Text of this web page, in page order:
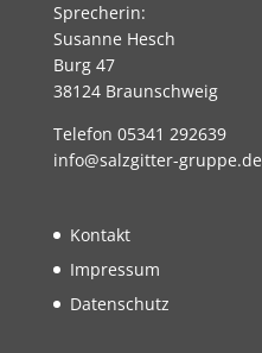
Sprecherin:
Susanne Hesch
Burg 47
38124 Braunschweig
Telefon 05341 292639
info@salzgitter-gruppe.de
Kontakt
Impressum
Datenschutz